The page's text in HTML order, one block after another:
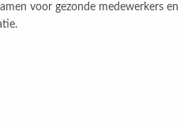
voor gezonde medewerkers en